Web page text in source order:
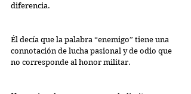
diferencia.
Él decía que la palabra “enemigo” tiene una
connotación de lucha pasional y de odio que
no corresponde al honor militar.